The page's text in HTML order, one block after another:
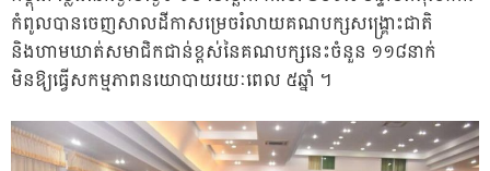
កំពូលបានចេញសាលដីកាសម្រេចរំលាយគណបក្សសង្គ្រោះជាតិ
និងហាមឃាត់សមាជិកជាន់ខ្ពស់នៃគណបក្សនេះចំនួន ១១៨នាក់
មិនឱ្យធ្វើសកម្មភាពនយោបាយរយៈពេល ៥ឆ្នាំ ។